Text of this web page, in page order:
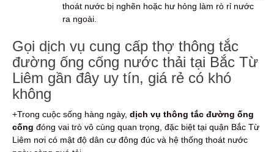
thoát nước bị nghẽn hoặc hư hỏng làm rò rỉ nước
ra ngoài.
Gọi dịch vụ cung cấp thợ thông tắc
đường ống cống nước thải tại Bắc Từ
Liêm gần đây uy tín, giá rẻ có khó
không
+Trong cuộc sống hàng ngày, dịch vụ thông tắc đường ống
cống đóng vai trò vô cùng quan trọng, đặc biệt tại quận Bắc Từ
Liêm nơi có mật độ dân cư đông đúc và hệ thống thoát nước